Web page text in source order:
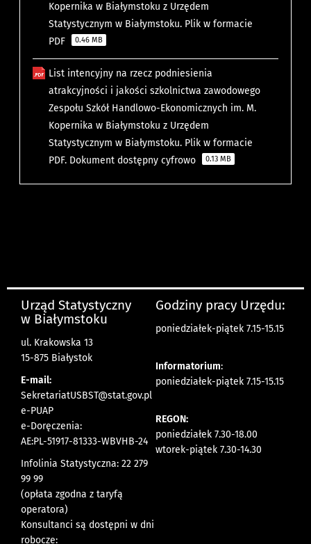
Kopernika w Białymstoku z Urzędem
Statystycznym w Białymstoku. Plik w formacie
PDF
0.46 MB
List intencyjny na rzecz podniesienia
atrakcyjności i jakości szkolnictwa zawodowego
Zespołu Szkół Handlowo-Ekonomicznych im. M.
Kopernika w Białymstoku z Urzędem
Statystycznym w Białymstoku. Plik w formacie
PDF. Dokument dostępny cyfrowo
0.13 MB
Urząd Statystyczny
w Białymstoku
ul. Krakowska 13
15-875 Białystok
E-mail:
SekretariatUSBST@stat.gov.pl
e-PUAP
e-Doręczenia:
AE:PL-51917-81333-WBVHB-24
Infolinia Statystyczna: 22 279
99 99
(opłata zgodna z taryfą
operatora)
Konsultanci są dostępni w dni
robocze:
Godziny pracy Urzędu:
poniedziałek-piątek 7.15-15.15
Informatorium:
poniedziałek-piątek 7.15-15.15
REGON:
poniedziałek 7.30-18.00
wtorek-piątek 7.30-14.30